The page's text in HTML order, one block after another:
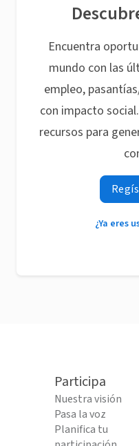
Encuentra
mundo con las
empleo,
con impacto
recursos para
¿Ya eres
Participa
Nuestra visión
Pasa la voz
Planifica tu